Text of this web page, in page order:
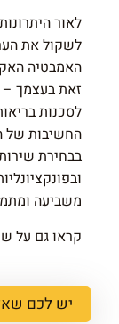
לאור
לשקול את
האמבטיה
זאת בעצמך –
לסכנות
החשיבות של
בבחירת
משביעה
קראו גם על
יש לכם